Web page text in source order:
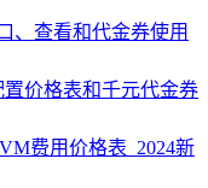
、查看和代金券使用
价格表和千元代金券
费用价格表_2024新